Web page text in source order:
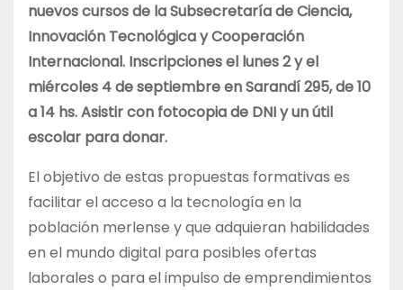
nuevos cursos de la Subsecretaría de Ciencia,
Innovación Tecnológica y Cooperación
Internacional. Inscripciones el lunes 2 y el
miércoles 4 de septiembre en Sarandí 295, de 10
a 14 hs. Asistir con fotocopia de DNI y un útil
escolar para donar.
El objetivo de estas propuestas formativas es
facilitar el acceso a la tecnología en la
población merlense y que adquieran habilidades
en el mundo digital para posibles ofertas
laborales o para el impulso de emprendimientos